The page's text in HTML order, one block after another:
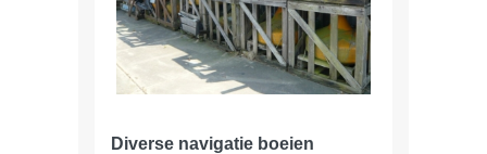
Diverse navigatie boeien